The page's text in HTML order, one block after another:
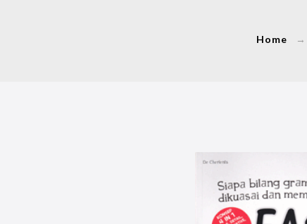
Home →